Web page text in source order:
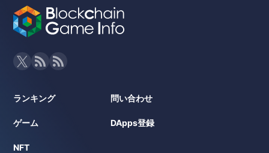
ランキング
ゲーム
NFT
問い合わせ
DApps登録